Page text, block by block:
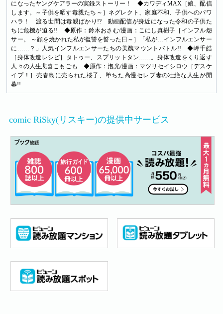
になったヤングケアラーの実録ストーリー！ ◆カワディMAX［娘、配信
します。～子供を晒す毒親たち～］ネグレクト、家庭不和、子供へのパワ
ハラ！ 渡る世間は毒親ばかり!? 動画配信が身近になった令和の子供た
ちに危機が迫る!! ◆原作：鈴木おさむ/漫画：こにし真樹子［インフル怨
サー。 ～顔を焼かれた私が復讐を誓った日～］「私が…インフルエンサー
に……？」人気インフルエンサーたちの美醜マウントバトル!! ◆岬千皓
［身体改造レシピ］タトゥー、スプリットタン……。身体改造をくり返す
人々の人生悲喜こもごも ◆原作：泡光/漫画：マツリセイシロウ［デスケ
イプ！］売春島に売られた桜子、堕ちた高慢セレブ妻の壮絶な人生が開
幕!!
comic RiSky(リスキー)の提供中サービス